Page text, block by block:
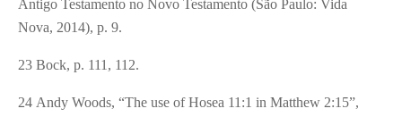
Antigo Testamento no Novo Testamento (São Paulo: Vida
Nova, 2014), p. 9.
23 Bock, p. 111, 112.
24 Andy Woods, “The use of Hosea 11:1 in Matthew 2:15”,